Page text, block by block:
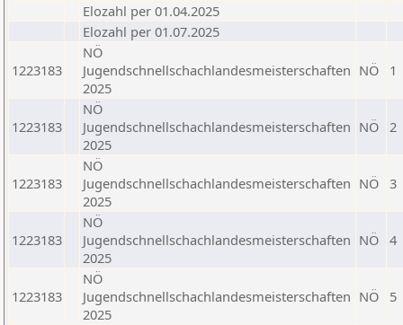
Elozahl per 01.04.2025
Elozahl per 01.07.2025
1223183
NÖ
Jugendschnellschachlandesmeisterschaften
2025
NÖ 1
1223183
NÖ
Jugendschnellschachlandesmeisterschaften
2025
NÖ 2
1223183
NÖ
Jugendschnellschachlandesmeisterschaften
2025
NÖ 3
1223183
NÖ
Jugendschnellschachlandesmeisterschaften
2025
NÖ 4
1223183
NÖ
Jugendschnellschachlandesmeisterschaften
2025
NÖ 5